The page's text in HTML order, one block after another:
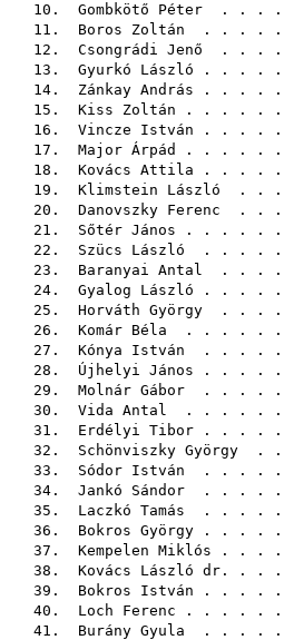
10. Gombkötő Péter . . . .
11. Boros Zoltán . . . . .
12. Csongrádi Jenő . . . .
13. Gyurkó László . . . . .
14. Zánkay András . . . . .
15. Kiss Zoltán . . . . . .
16. Vincze István . . . . .
17. Major Árpád . . . . . .
18. Kovács Attila . . . . .
19. Klimstein László . . .
20. Danovszky Ferenc . . .
21. Sőtér János . . . . . .
22. Szücs László . . . . .
23. Baranyai Antal . . . .
24. Gyalog László . . . . .
25. Horváth György . . . .
26. Komár Béla . . . . . .
27. Kónya István . . . . .
28. Újhelyi János . . . . .
29. Molnár Gábor . . . . .
30. Vida Antal . . . . . .
31. Erdélyi Tibor . . . . .
32. Schönviszky György . .
33. Sódor István . . . . .
34. Jankó Sándor . . . . .
35. Laczkó Tamás . . . . .
36. Bokros György . . . . .
37. Kempelen Miklós . . . .
38. Kovács László dr. . . .
39. Bokros István . . . . .
40. Loch Ferenc . . . . . .
41. Burány Gyula . . . . .